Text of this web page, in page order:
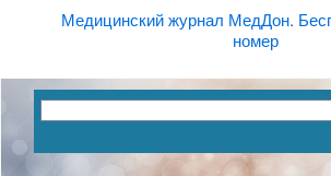
Медицинский журнал МедДон.
номер